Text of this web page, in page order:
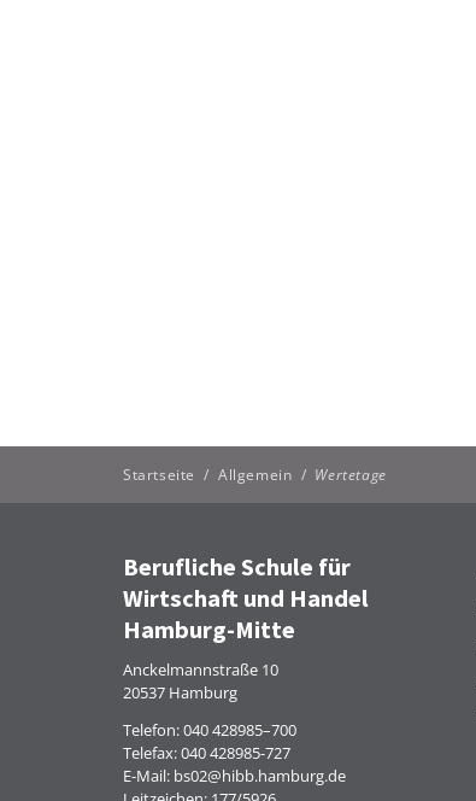
Startseite / Allgemein / Wertetage
Berufliche Schule für
Wirtschaft und Handel
Hamburg-Mitte
Anckelmannstraße 10
20537 Hamburg
Telefon:040 428985–700
Telefax: 040 428985-727
E-Mail: bs02@hibb.hamburg.de